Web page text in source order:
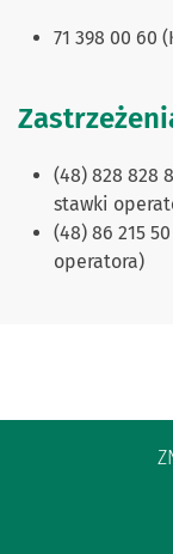
71 398 00 60
(48) 828 828
stawki
(48) 86 215
operatora)